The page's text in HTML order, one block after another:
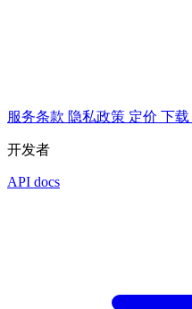
服务条款 隐私政策 定价 下载
开发者
API docs